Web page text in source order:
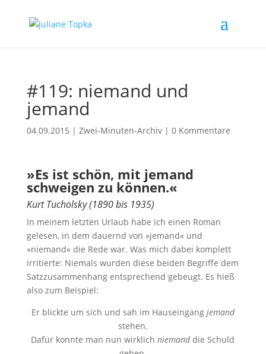
#119: niemand und
jemand
04.09.2015 | Zwei-Minuten-Archiv| 0 Kommentare
»Es ist schön, mit jemand
schweigen zu können.«
Kurt Tucholsky (1890 bis 1935)
In meinem letzten Urlaub habe ich einen Roman
gelesen, in dem dauernd von »jemand« und
»niemand« die Rede war. Was mich dabei komplett
irritierte: Niemals wurden diese beiden Begriffe dem
Satzzusammenhang entsprechend gebeugt. Es hieß
also zum Beispiel:
Er blickte um sich und sah im Hauseingang jemand
stehen.
Dafür konnte man nun wirklichniemanddie Schuld